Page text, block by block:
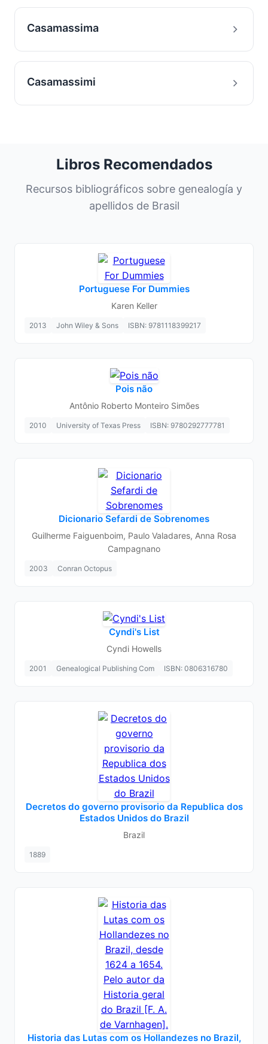
Casamassima
Casamassimi
Libros Recomendados
Recursos bibliográficos sobre genealogía y
apellidos de Brasil
Portuguese For Dummies
Karen Keller
2013 John Wiley & Sons ISBN: 9781118399217
Pois não
Antônio Roberto Monteiro Simões
2010 University of Texas Press ISBN: 9780292777781
Dicionario Sefardi de Sobrenomes
Guilherme Faiguenboim, Paulo Valadares, Anna Rosa
Campagnano
2003 Conran Octopus
Cyndi's List
Cyndi Howells
2001 Genealogical Publishing Com ISBN: 0806316780
Decretos do governo provisorio da Republica dos
Estados Unidos do Brazil
Brazil
1889
Historia das Lutas com os Hollandezes no Brazil,